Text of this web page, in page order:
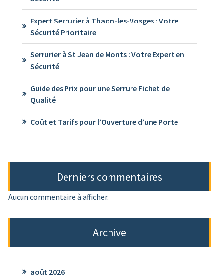
Expert Serrurier à Thaon-les-Vosges : Votre
Sécurité Prioritaire
Serrurier à St Jean de Monts : Votre Expert en
Sécurité
Guide des Prix pour une Serrure Fichet de
Qualité
Coût et Tarifs pour l’Ouverture d’une Porte
Derniers commentaires
Aucun commentaire à afficher.
Archive
août 2026